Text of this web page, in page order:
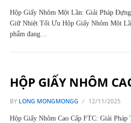
Hộp Giấy Nhôm Một Lần: Giải Pháp
Giữ Nhiệt Tối Ưu Hộp Giấy Nhôm Một
phẩm đang…
HỘP GIẤY NHÔM
BY LONG MONGMONGG 12/11/2025
Hộp Giấy Nhôm Cao Cấp FTC: Giải Pháp